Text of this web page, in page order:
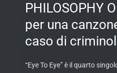
PHILOSOPHY
per una
caso di
“Eye To Eye” è il quarto